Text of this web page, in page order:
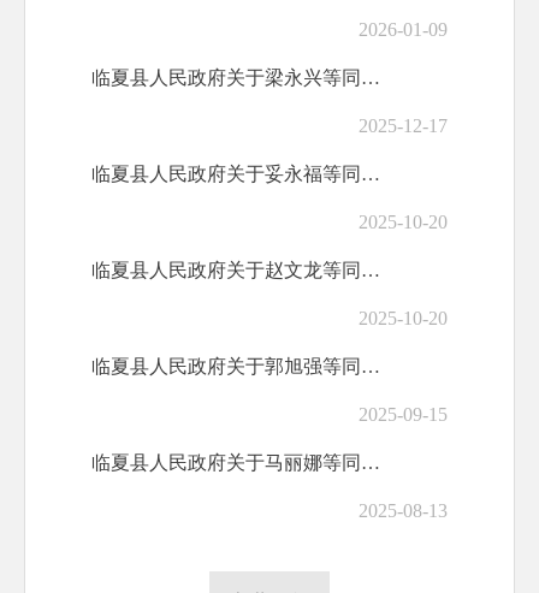
2026-01-09
临夏县人民政府关于梁永兴等同志职务任免的通知
2025-12-17
临夏县人民政府关于妥永福等同志正式任职的通知
2025-10-20
临夏县人民政府关于赵文龙等同志职务任免的通知
2025-10-20
临夏县人民政府关于郭旭强等同志职务任免的通知
2025-09-15
临夏县人民政府关于马丽娜等同志正式任职的通知
2025-08-13